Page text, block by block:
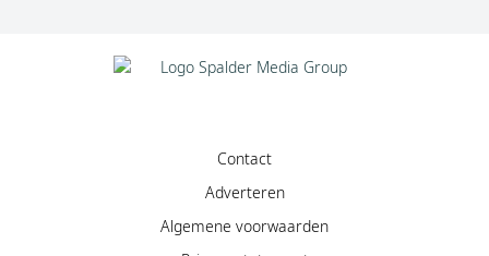
Contact
Adverteren
Algemene voorwaarden